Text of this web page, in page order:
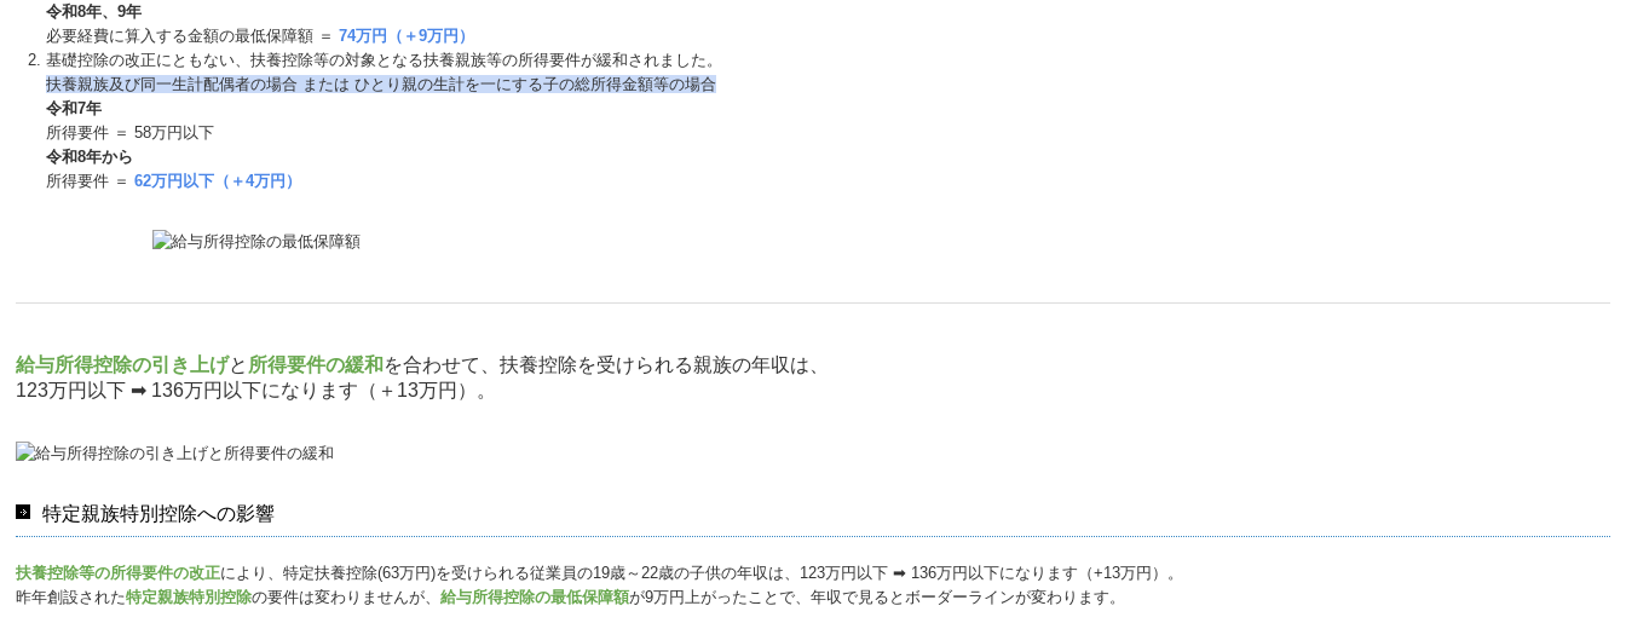
令和8年、9年
必要経費に算入する金額の最低保障額 ＝74万円（＋9万円）
基礎控除の改正にともない、扶養控除等の対象となる扶養親族等の所得要件が緩和されました。
扶養親族及び同⼀⽣計配偶者の場合 または ひとり親の⽣計を⼀にする⼦の総所得⾦額等の場合
令和7年
所得要件 ＝ 58万円以下
令和8年から
所得要件 ＝62万円以下（＋4万円）
給与所得控除の引き上げと 所得要件の緩和 を合わせて、扶養控除を受けられる親族の年収は、
123万円以下 ➡ 136万円以下になります（＋13万円）。
特定親族特別控除への影響
扶養控除等の所得要件の改正により、特定扶養控除(63万円)を受けられる従業員の19歳～22歳の子供の年収は、123万円以下 ➡ 136万円以下になります（+13万円）。
昨年創設された特定親族特別控除の要件は変わりませんが、給与所得控除の最低保障額が9万円上がったことで、年収で見るとボーダーラインが変わります。